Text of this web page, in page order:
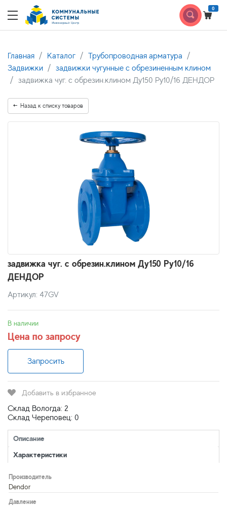
0
Главная Каталог
Трубопроводная арматура
Задвижки
задвижки чугунные с обрезиненным клином
задвижка чуг. с обрезин.клином Ду150 Ру10/16 ДЕНДОР
Назад к списку товаров
задвижка чуг. с обрезин.клином Ду150 Ру10/16
ДЕНДОР
Артикул: 47GV
В наличии
Цена по запросу
Запросить
Добавить в избранное
Склад Вологда: 2
Склад Череповец: 0
Описание
Характеристики
Производитель
Dendor
Давление